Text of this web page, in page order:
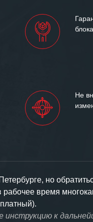
лет успеха и
Не
но
рабочее время
инструкцию к